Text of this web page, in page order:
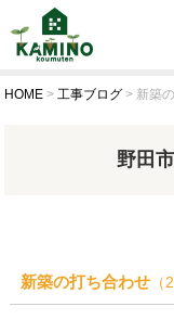
HOME >工事ブログ > 新築
野田
新築の打ち合わせ（